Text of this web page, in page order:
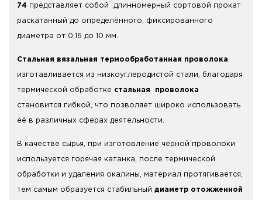
74 представляет собой длинномерный сортовой прокат
раскатанный до определённого, фиксированного
диаметра от 0,16 до 10 мм.
Стальная вязальная термообработанная проволока
изготавливается из низкоуглеродистой стали, благодаря
термической обработке стальная проволока
становится гибкой, что позволяет широко использовать
её в различных сферах деятельности.
В качестве сырья, при изготовление чёрной проволоки
используется горячая катанка, после термической
обработки и удаления окалины, материал протягивается,
тем самым образуется стабильный диаметр отожженной